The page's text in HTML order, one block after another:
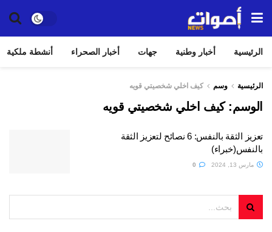
الرئيسية أخبار وطنية جهات أخبار الصحراء أنشطة ملكية
الرئيسية وسم كيف اخلي شخصيتي قويه
الوسم:كيف اخلي شخصيتي قويه
تعزيز الثقة بالنفس: 6 نصائح لتعزيز الثقة
بالنفس(خبراء)
مارس 13, 2024